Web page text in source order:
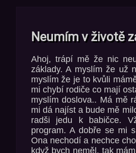
Neumím v životě
Ahoj, trápí mě že nic
základy. A myslím že už
myslím že je to kvůli
mi chybí rodiče co mají
myslím doslova.. Má mě
mi dá najíst a bude mě
radši jedu k babičce.
program. A dobře se mi
Ona nechodí a nechce
když bych neměl, tak